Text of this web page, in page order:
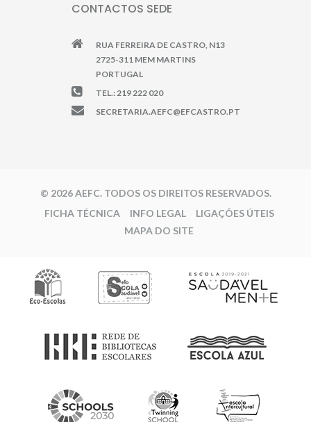
CONTACTOS SEDE
RUA FERREIRA DE CASTRO, N13
2725-311 MEM MARTINS
PORTUGAL
TEL.: 219 222 020
SECRETARIA.AEFC@EFCASTRO.PT
© 2026 AEFC. TODOS OS DIREITOS RESERVADOS.
FICHA TÉCNICA
INFO LEGAL
LIGAÇÕES ÚTEIS
MAPA DO SITE